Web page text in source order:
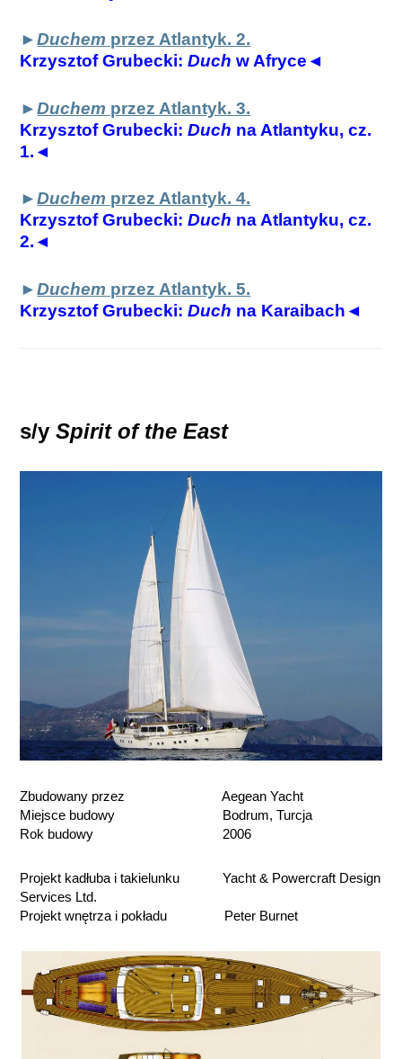
►Duchem przez Atlantyk. 2.
Krzysztof Grubecki:Duch w Afryce◄
►Duchem przez Atlantyk. 3.
Krzysztof Grubecki:Duch na Atlantyku, cz.
1.◄
►Duchem przez Atlantyk. 4.
Krzysztof Grubecki:Duch na Atlantyku, cz.
2.◄
►Duchem przez Atlantyk. 5.
Krzysztof Grubecki:Duch na Karaibach◄
s/ySpirit of the East
Zbudowany przez Aegean Yacht
Miejsce budowy Bodrum, Turcja
Rok budowy 2006
Projekt kadłuba i takielunku Yacht & Powercraft Design
Services Ltd.
Projekt wnętrza i pokładu Peter Burnet